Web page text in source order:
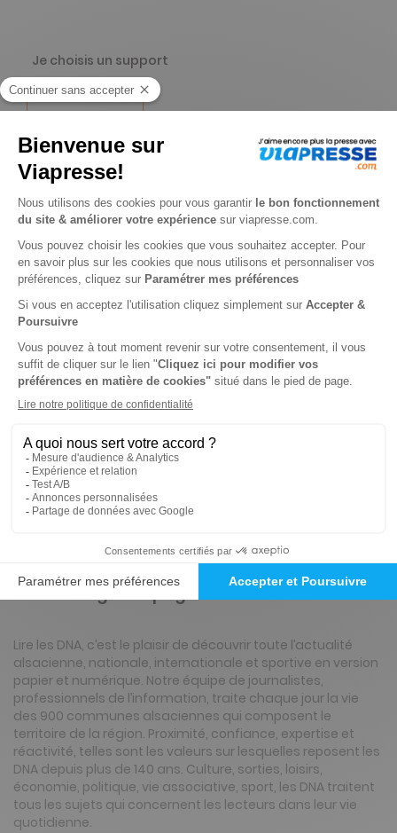
Je choisis un support
Papier
Je choisis une durée
Abonnement 1 an
310 n° • Papier + Web
421€69 Tarif Kiosque : 10
Tarif France métropolitaine
Renouvellement à date d’anniversaire
-15%
Abonnement 1 an
362 n° • Papier + Web
474€56 Tarif Kiosque :
Tarif France métropolitaine
Renouvellement à date d’anniversaire
Présentation du magazine DNA, Ed.
Strasbourg Campagne
Lire les DNA, c’est le plaisir de découvrir toute l’actualité
alsacienne, nationale, internationale et sportive en version
papier et numérique. Notre équipe de journalistes,
professionnels de l’information, traite chaque jour la vie
des 900 communes alsaciennes qui composent le
territoire de la région. Proximité, confiance, expertise et
réactivité, telles sont les valeurs sur lesquelles reposent les
DNA depuis plus de 140 ans. Culture, sorties, loisirs,
économie, politique, vie associative, sport, les DNA traitent
tous les sujets qui concernent les lecteurs dans leur vie
quotidienne.